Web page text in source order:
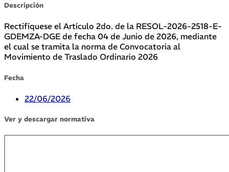
Descripción
Rectifíquese el Artículo 2do. de la RESOL-2026-2518-E-
GDEMZA-DGE de fecha 04 de Junio de 2026, mediante
el cual se tramita la norma de Convocatoria al
Movimiento de Traslado Ordinario 2026
Fecha
22/06/2026
Ver y descargar normativa